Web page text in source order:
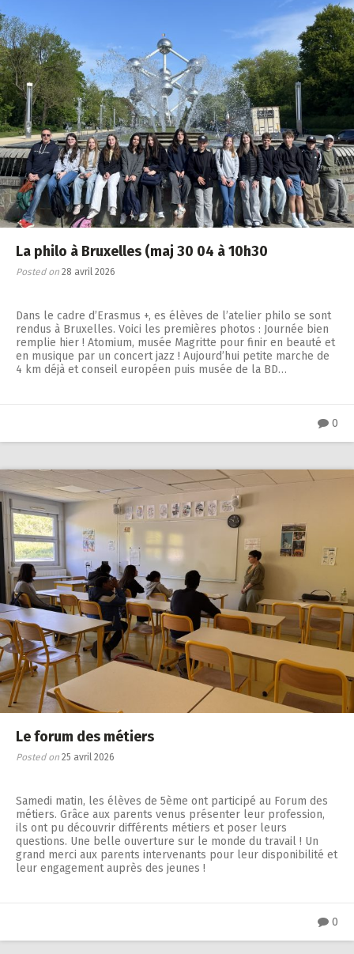
La philo à Bruxelles (maj 30 04 à 10h30
Posted on 28 avril 2026
Dans le cadre d’Erasmus +, es élèves de l’atelier philo se sont
rendus à Bruxelles. Voici les premières photos : Journée bien
remplie hier ! Atomium, musée Magritte pour finir en beauté et
en musique par un concert jazz ! Aujourd’hui petite marche de
4 km déjà et conseil européen puis musée de la BD…
0
Le forum des métiers
Posted on 25 avril 2026
Samedi matin, les élèves de 5ème ont participé au Forum des
métiers. Grâce aux parents venus présenter leur profession,
ils ont pu découvrir différents métiers et poser leurs
questions. Une belle ouverture sur le monde du travail ! Un
grand merci aux parents intervenants pour leur disponibilité et
leur engagement auprès des jeunes !
0